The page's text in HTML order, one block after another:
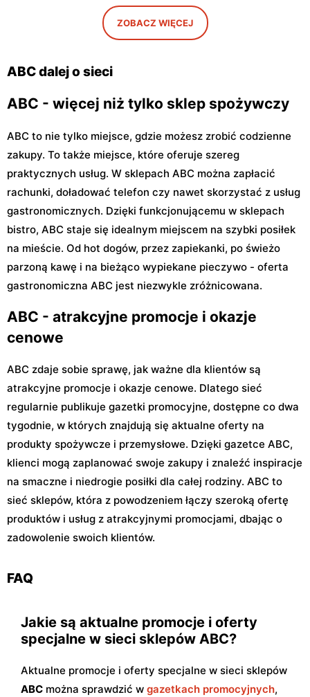
Warszawa, ul. Andrzeja
Warszawa, ul. Samarytanka
3
Warszawa, ul. Sulejkowska
43
ZOBACZ WIĘCEJ
ABC dalej o sieci
ABC - więcej niż tylko sklep spożywczy
ABC to nie tylko miejsce, gdzie możesz zrobić codzienne
zakupy. To także miejsce, które oferuje szereg
praktycznych usług. W sklepach ABC można zapłacić
rachunki, doładować telefon czy nawet skorzystać z usług
gastronomicznych. Dzięki funkcjonującemu w sklepach
bistro, ABC staje się idealnym miejscem na szybki posiłek
na mieście. Od hot dogów, przez zapiekanki, po świeżo
parzoną kawę i na bieżąco wypiekane pieczywo - oferta
gastronomiczna ABC jest niezwykle zróżnicowana.
ABC - atrakcyjne promocje i okazje
cenowe
ABC zdaje sobie sprawę, jak ważne dla klientów są
atrakcyjne promocje i okazje cenowe. Dlatego sieć
regularnie publikuje gazetki promocyjne, dostępne co dwa
tygodnie, w których znajdują się aktualne oferty na
produkty spożywcze i przemysłowe. Dzięki gazetce ABC,
klienci mogą zaplanować swoje zakupy i znaleźć inspiracje
na smaczne i niedrogie posiłki dla całej rodziny. ABC to
sieć sklepów, która z powodzeniem łączy szeroką ofertę
produktów i usług z atrakcyjnymi promocjami, dbając o
zadowolenie swoich klientów.
FAQ
Jakie są aktualne promocje i oferty
specjalne w sieci sklepów ABC?
Aktualne promocje i oferty specjalne w sieci sklepów
ABC można sprawdzić w gazetkach promocyjnych,